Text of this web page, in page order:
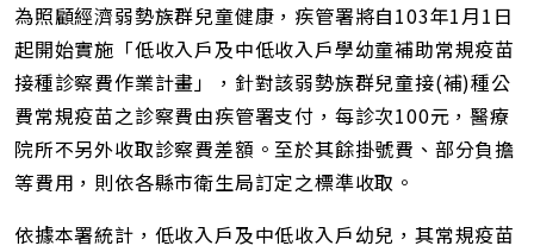
址
為照顧經濟弱勢族群兒童健康，疾管署將自103年1月1日
起開始實施「低收入戶及中低收入戶學幼童補助常規疫苗
接種診察費作業計畫」，針對該弱勢族群兒童接(補)種公
費常規疫苗之診察費由疾管署支付，每診次100元，醫療
院所不另外收取診察費差額。至於其餘掛號費、部分負擔
等費用，則依各縣市衛生局訂定之標準收取。
依據本署統計，低收入戶及中低收入戶幼兒，其常規疫苗